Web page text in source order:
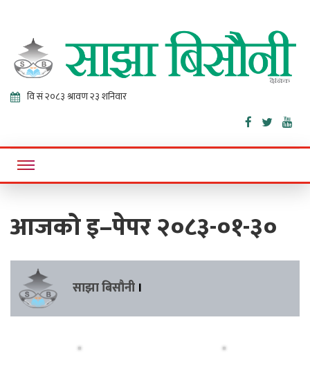
Sajha
Bisaunee
Online News Portal
आजको इ–पेपर २०८३-०१-३०
साझा बिसौनी ।